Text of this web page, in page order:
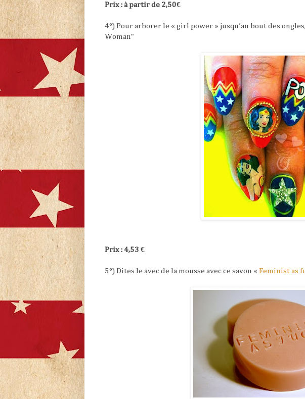
Prix : à partir de 2,50€
4°) Pour arborer le « girl power » jusqu’au bout des ongles,
Woman"
Prix : 4,53 €
5°) Dites le avec de la mousse avec ce savon « Feminist as